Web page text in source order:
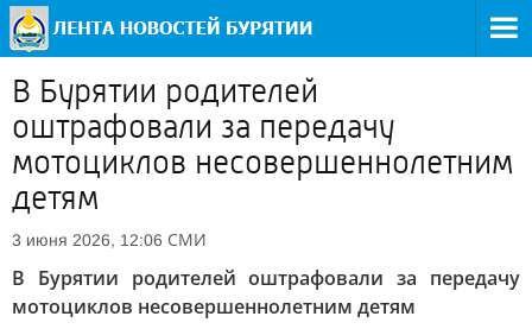
В Бурятии родителей
оштрафовали за передачу
мотоциклов несовершеннолетним
детям
3 июня 2026, 12:06 СМИ
В Бурятии родителей оштрафовали за передачу
мотоциклов несовершеннолетним детям